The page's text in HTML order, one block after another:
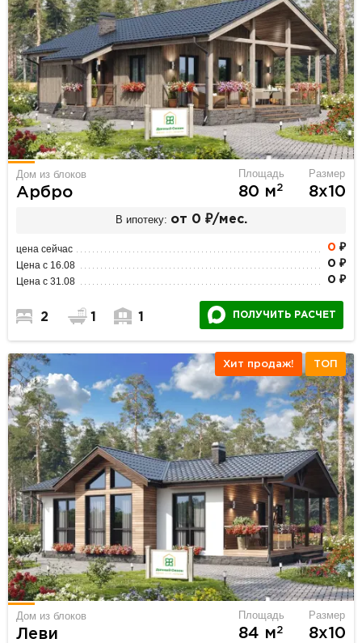
Дом из блоков
Арбро
Площадь
80 м2
Размер
8х10
В ипотеку: от 0 ₽/мес.
цена сейчас 0 ₽
Цена с 16.08 0 ₽
Цена с 31.08 0 ₽
2 1 1 ПОЛУЧИТЬ РАСЧЕТ
Хит продаж! ТОП
Дом из блоков
Леви
Площадь
84 м2
Размер
8х10